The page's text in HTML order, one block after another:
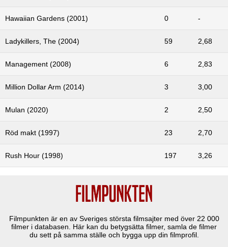
Hawaiian Gardens (2001) 0 -
Ladykillers, The (2004) 59 2,68
Management (2008) 6 2,83
Million Dollar Arm (2014) 3 3,00
Mulan (2020) 2 2,50
Röd makt (1997) 23 2,70
Rush Hour (1998) 197 3,26
Filmpunkten är en av Sveriges största filmsajter med över 22 000
filmer i databasen. Här kan du betygsätta filmer, samla de filmer
du sett på samma ställe och bygga upp din filmprofil.